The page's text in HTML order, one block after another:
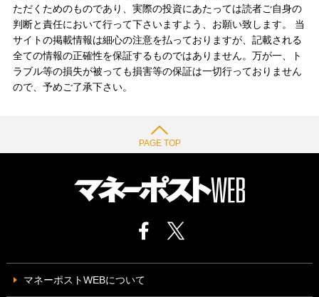
ただくためのものであり、実際の投資にあたっては読者ご自身の
判断と責任において行って下さいますよう、お願い致します。 当
サイトの掲載情報は細心の注意を払っておりますが、記載される
全ての情報の正確性を保証するものではありません。万が一、ト
ラブル等の損失が被っても損害等の保証は一切行っておりません
ので、予めご了承下さい。
PAGE TOP
マネーポストWEBについて